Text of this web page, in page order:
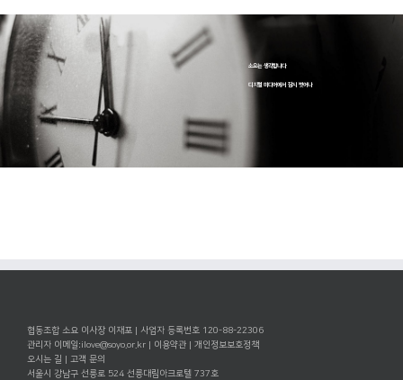
소요는 생각합니다
디지털 미디어에서 잠시 벗어나
협동조합 소요 이사장 이재포 | 사업자 등록번호 120-88-22306
관리자 이메일:ilove@soyo.or.kr | 이용약관 | 개인정보보호정책
오시는 길 | 고객 문의
서울시 강남구 선릉로 524 선릉대림아크로텔 737호